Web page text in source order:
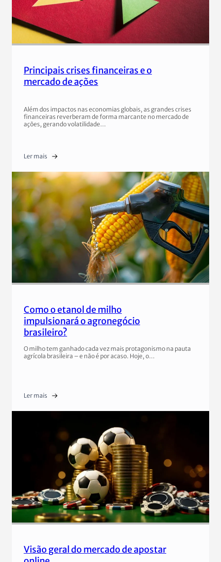
Principais crises financeiras e o
mercado de ações
Além dos impactos nas economias globais, as grandes crises
financeiras reverberam de forma marcante no mercado de
ações, gerando volatilidade…
Ler mais
Como o etanol de milho
impulsionará o agronegócio
brasileiro?
O milho tem ganhado cada vez mais protagonismo na pauta
agrícola brasileira – e não é por acaso. Hoje, o…
Ler mais
Visão geral do mercado de apostar